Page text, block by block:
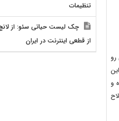
و
تنظیمات
چک لیست حیاتی سئو: از
از قطعی اینترنت در ایران